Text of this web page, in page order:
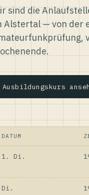
sind die
Alstertal — von der
Ausbildungskurs
DATUM
1. Di.
Di.